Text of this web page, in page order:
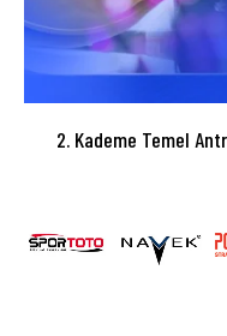
2. Kademe Temel